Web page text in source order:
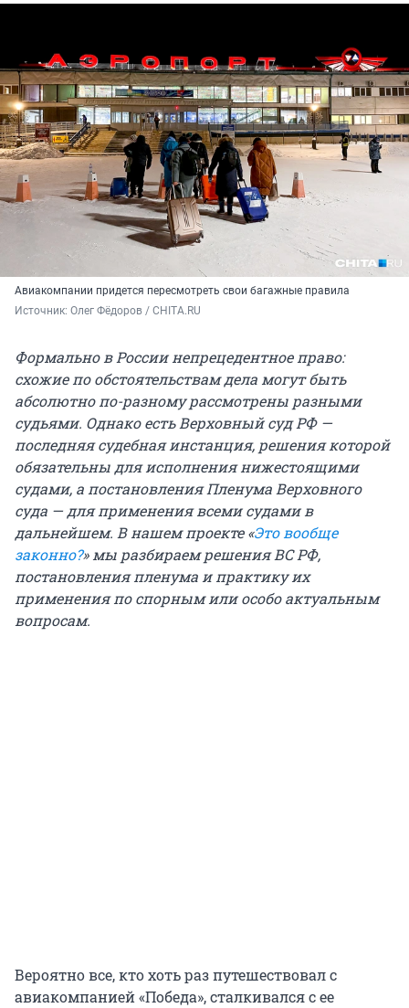
Авиакомпании придется пересмотреть свои багажные правила
Источник: Олег Фёдоров / CHITA.RU
Формально в России непрецедентное право:
схожие по обстоятельствам дела могут быть
абсолютно по-разному рассмотрены разными
судьями. Однако есть Верховный суд РФ —
последняя судебная инстанция, решения которой
обязательны для исполнения нижестоящими
судами, а постановления Пленума Верховного
суда — для применения всеми судами в
дальнейшем. В нашем проекте «Это вообще
законно?» мы разбираем решения ВС РФ,
постановления пленума и практику их
применения по спорным или особо актуальным
вопросам.
Вероятно все, кто хоть раз путешествовал с
авиакомпанией «Победа», сталкивался с ее